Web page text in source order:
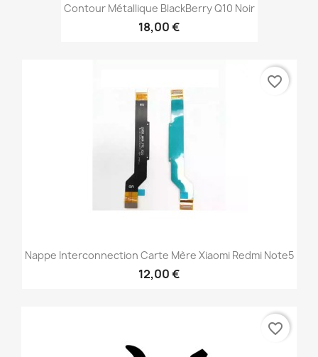
Contour Métallique BlackBerry Q10 Noir
18,00 €
Nappe Interconnection Carte Mère Xiaomi Redmi Note5
12,00 €
favorite_border
favorite_border